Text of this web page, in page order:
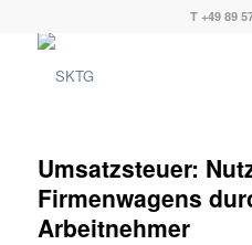
T +49 89
Umsatzsteuer:
Firmenwagens
Arbeitnehmer